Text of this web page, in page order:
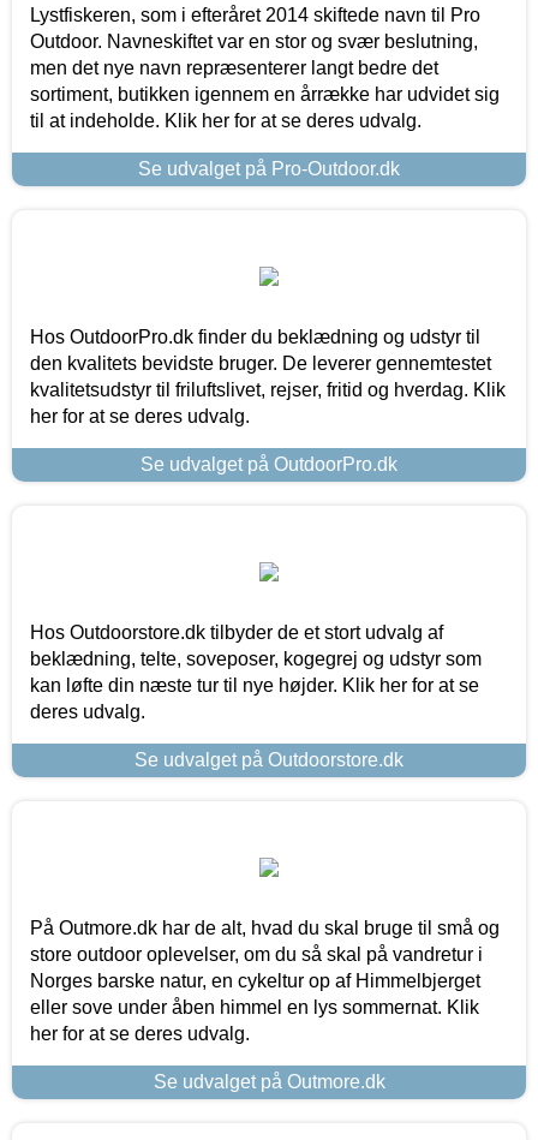
Lystfiskeren, som i efteråret 2014 skiftede navn til Pro
Outdoor. Navneskiftet var en stor og svær beslutning,
men det nye navn repræsenterer langt bedre det
sortiment, butikken igennem en årrække har udvidet sig
til at indeholde. Klik her for at se deres udvalg.
Se udvalget på Pro-Outdoor.dk
Hos OutdoorPro.dk finder du beklædning og udstyr til
den kvalitets bevidste bruger. De leverer gennemtestet
kvalitetsudstyr til friluftslivet, rejser, fritid og hverdag. Klik
her for at se deres udvalg.
Se udvalget på OutdoorPro.dk
Hos Outdoorstore.dk tilbyder de et stort udvalg af
beklædning, telte, soveposer, kogegrej og udstyr som
kan løfte din næste tur til nye højder. Klik her for at se
deres udvalg.
Se udvalget på Outdoorstore.dk
På Outmore.dk har de alt, hvad du skal bruge til små og
store outdoor oplevelser, om du så skal på vandretur i
Norges barske natur, en cykeltur op af Himmelbjerget
eller sove under åben himmel en lys sommernat. Klik
her for at se deres udvalg.
Se udvalget på Outmore.dk